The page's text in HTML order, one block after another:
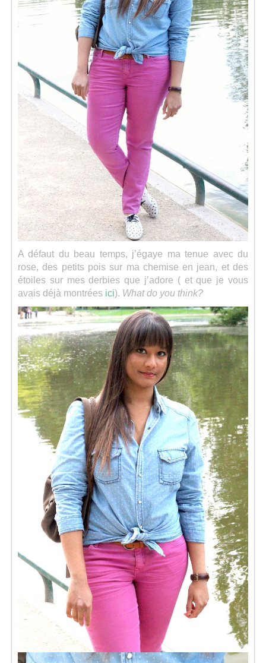
Séries
A défaut du beau temps, j’égaye ma tenue avec du
rose, des petits pois sur ma chemise en jean, et des
étoiles sur mes derbies que j’adore ( et que je vous
avais déjà montrées ici). What do you think?